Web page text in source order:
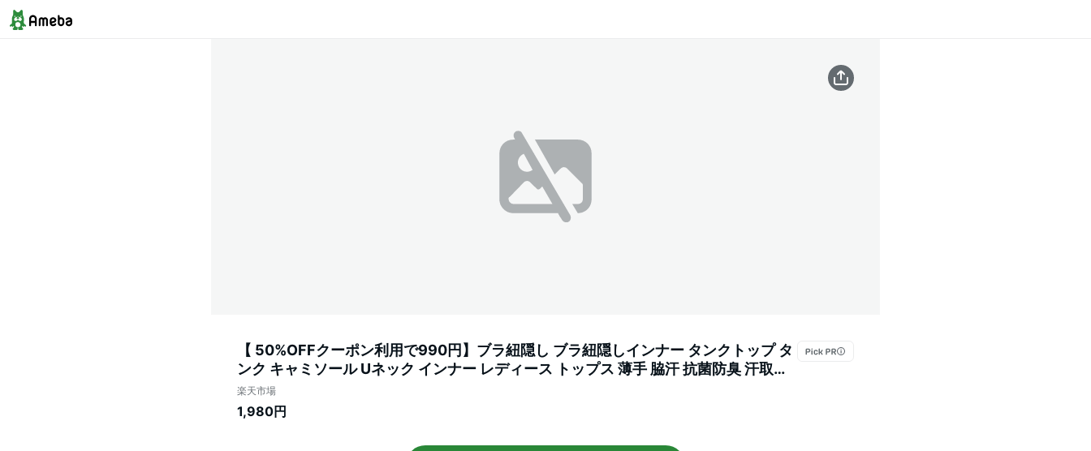
【 50%OFFクーポン利用で990円】ブラ紐隠し ブラ紐隠しインナー タンクトップ タ
ンク キャミソール Uネック インナー レディース トップス 薄手 脇汗 抗菌防臭 汗取り
インナー 脇汗ガード シンプル 定番 重ね着 伸縮性 通気性 冷感インナー 接触冷感 8色
送料無料
楽天市場
1,980円